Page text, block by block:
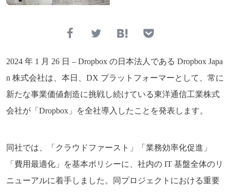
2024 年 1 月 26 日 – Dropbox の日本法人である Dropbox Japa
n 株式会社は、本日、DX プラットフォーマーとして、常に
新たな事業価値創造に挑戦し続けている東洋通信工業株式
会社が「Dropbox」を全社導入したことを発表します。
同社では、「クラウドファースト」「業務効率化促進」
「費用最適化」を基本ポリシーに、社内の IT 基盤全体のリ
ニューアルに着手しました。同プロジェクトにおける重要